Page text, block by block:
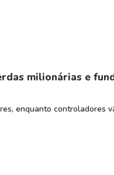
milionárias e
enquanto controladores